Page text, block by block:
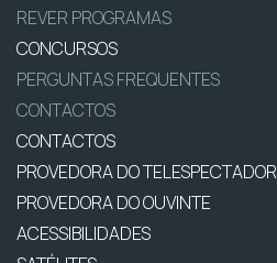
REVER PROGRAMAS
CONCURSOS
PERGUNTAS FREQUENTES
CONTACTOS
CONTACTOS
PROVEDORA DO TELESPECTADOR
PROVEDORA DO OUVINTE
ACESSIBILIDADES